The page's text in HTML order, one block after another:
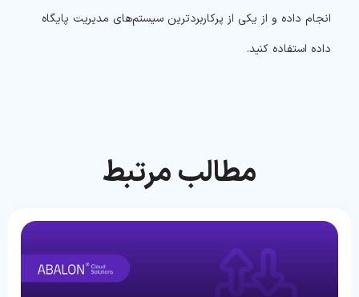
انجام داده و از یکی از پرکاربردترین سیستم‌های مدیریت پایگاه
داده استفاده کنید.
مطالب مرتبط